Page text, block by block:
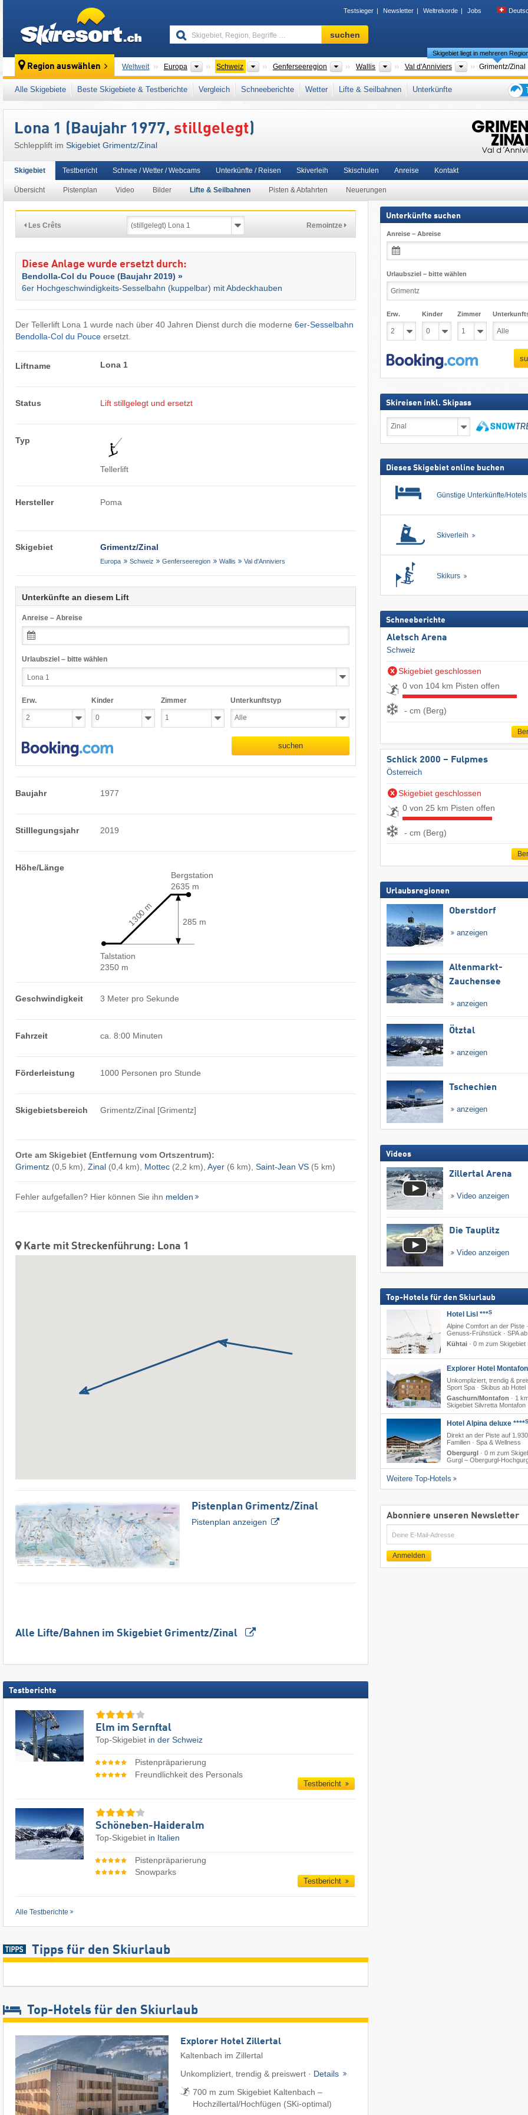
Testsieger Newsletter Weltrekorde Jobs
Skigebiet,
Region,
…
suchen
Region auswählen Weltweit Europa Kontinente
Schweiz LänderGenferseeregion Großregionen
Wallis Kantone
Val d'Anniviers
Skigebiet liegt in mehreren
Grimentz/​Zinal
Dieses Skigebiet liegt auch in: Walliser Alpen , Französische Schweiz (Romandie) Magic Pass Schweizer Alpen Westalpen,
Mitteleuropa
Alle Skigebiete Beste Skigebiete & Testberichte Vergleich Schneeberichte Wetter Lifte & Seilbahnen
Unterkünfte
den
Lona 1 (Baujahr 1977, stillgelegt)
Schlepplift im Skigebiet Grimentz/​Zinal
Skigebiet
Übersicht Pistenplan Video Bilder Lifte & Seilbahnen Pisten & Abfahrten Neuerungen
Testbericht Schnee / Wetter / Webcams Unterkünfte / Reisen Skiverleih Skischulen Anreise Kontakt
Les Crêts Remointze
Diese Anlage wurde ersetzt durch:
Bendolla-Col du Pouce (Baujahr 2019) »
6er Hochgeschwindigkeits-Sesselbahn (kuppelbar) mit Abdeckhauben
Der Tellerlift Lona 1 wurde nach über 40 Jahren Dienst durch die moderne 6er-Sesselbahn
Bendolla-Col du Pouceersetzt.
Liftname Lona 1
Status Lift stillgelegt und ersetzt
Typ
Tellerlift
Hersteller Poma
Skigebiet Grimentz/​Zinal
Europa Schweiz Genferseeregion Wallis Val d'Anniviers
Unterkünfte an diesem Lift
Anreise – Abreise
Urlaubsziel – bitte wählen
Erw. Kinder Zimmer Unterkunftstyp
suchen
Baujahr 1977
Stilllegungsjahr 2019
Höhe/Länge
Talstation
2350 m
Bergstation
2635 m
285 m
1300 m
Geschwindigkeit 3 Meter pro Sekunde
Fahrzeit ca. 8:00 Minuten
Förderleistung 1000 Personen pro Stunde
Skigebietsbereich Grimentz/​Zinal [Grimentz]
Orte am Skigebiet (Entfernung vom Ortszentrum):
Grimentz(0,5 km), Zinal(0,4 km), Mottec(2,2 km), Ayer(6 km), Saint-Jean VS(5 km)
Fehler aufgefallen? Hier können Sie ihn melden
Karte mit Streckenführung: Lona 1
Pistenplan Grimentz/​Zinal
Pistenplan anzeigen
Alle Lifte/Bahnen im Skigebiet Grimentz/​Zinal
Testberichte
Elm im Sernftal
Top-Skigebiet in der Schweiz
Pistenpräparierung
Freundlichkeit des Personals
Testbericht
Schöneben-Haideralm
Top-Skigebiet in Italien
Pistenpräparierung
Snowparks
Testbericht
Alle Testberichte
Tipps für den Skiurlaub
Top-Hotels für den Skiurlaub
Explorer Hotel Zillertal
Kaltenbach im Zillertal
Unkompliziert, trendig & preiswert · Details
700 m zum Skigebiet Kaltenbach –
Hochzillertal/​Hochfügen (SKi-optimal)
Unterkünfte suchen
Anreise – Abreise
Urlaubsziel – bitte wählen
Erw. Kinder Zimmer
Skireisen inkl. Skipass
inkl.
Dieses Skigebiet online buchen
Günstige Unterkünfte/Hotels
Skiverleih
Skikurs
Schneeberichte
Aletsch Arena
Schweiz
Skigebiet geschlossen
0 von 104 km Pisten offen
- cm (Berg)
Schlick 2000 – Fulpmes
Österreich
Skigebiet geschlossen
0 von 25 km Pisten offen
- cm (Berg)
Urlaubsregionen
Oberstdorf
anzeigen
Altenmarkt-
Zauchensee
anzeigen
Ötztal
anzeigen
Tschechien
anzeigen
Videos
Zillertal Arena
Video anzeigen
Die Tauplitz
Video anzeigen
Top-Hotels für den Skiurlaub
Hotel Lisl ***S
Alpine Comfort an der Piste ·
Genuss-Frühstück · SPA
Kühtai· 0 m zum Skigebiet
Explorer Hotel Montafon
Unkompliziert, trendig &
Sport Spa · Skibus ab Hotel
Gaschurn/Montafon · 1
Skigebiet Silvretta Montafon
Hotel Alpina deluxe ****S
Direkt an der Piste auf
Familien · Spa & Wellness
Obergurgl
· 0 m zum
Gurgl – Obergurgl-
Weitere Top-Hotels
Abonniere unseren Newsletter
E-
Mail
Anmelden